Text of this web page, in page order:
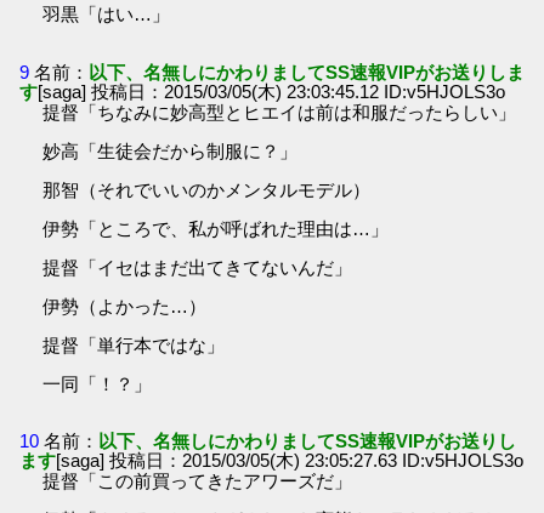
羽黒「はい…」
9 名前： 以下、名無しにかわりましてSS速報VIPがお送りしま
す[saga] 投稿日：2015/03/05(木) 23:03:45.12 ID:v5HJOLS3o
提督「ちなみに妙高型とヒエイは前は和服だったらしい」
妙高「生徒会だから制服に？」
那智（それでいいのかメンタルモデル）
伊勢「ところで、私が呼ばれた理由は…」
提督「イセはまだ出てきてないんだ」
伊勢（よかった…）
提督「単行本ではな」
一同「！？」
10 名前： 以下、名無しにかわりましてSS速報VIPがお送りし
ます[saga] 投稿日：2015/03/05(木) 23:05:27.63 ID:v5HJOLS3o
提督「この前買ってきたアワーズだ」